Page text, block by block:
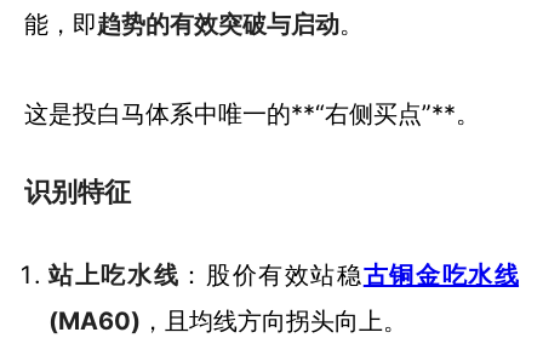
能，即趋势的有效突破与启动。
这是投白马体系中唯一的**“右侧买点”**。
识别特征
站上吃水线 ：股价有效站稳古铜金吃水线
(MA60) ，且均线方向拐头向上。